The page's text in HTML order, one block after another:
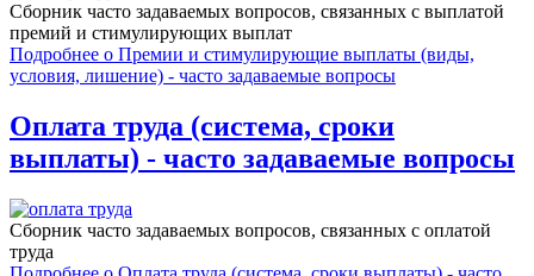
Сборник часто задаваемых вопросов, связанных c выплатой
премий и стимулирующих выплат
Подробнее о Премии и стимулирующие выплаты (виды,
условия, лишение) - часто задаваемые вопросы
Оплата труда (система, сроки
выплаты) - часто задаваемые вопросы
Сборник часто задаваемых вопросов, связанных с оплатой
труда